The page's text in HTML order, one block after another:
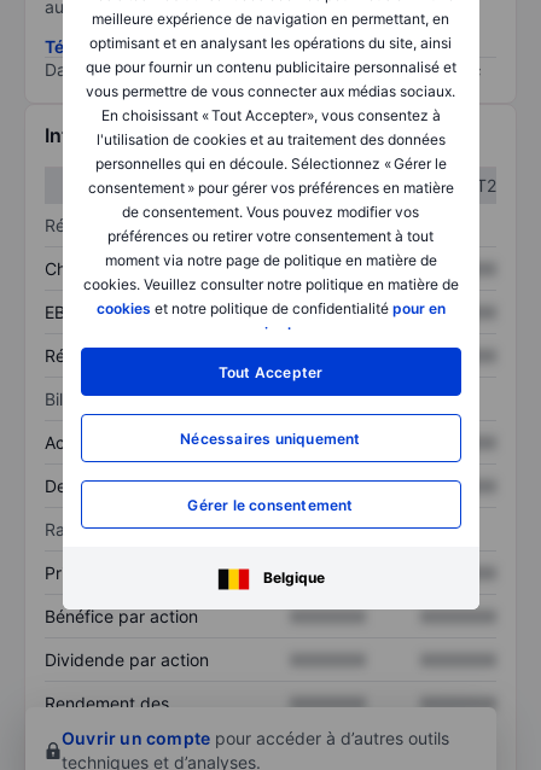
meilleure expérience de navigation en permettant, en
optimisant et en analysant les opérations du site, ainsi
que pour fournir un contenu publicitaire personnalisé et
vous permettre de vous connecter aux médias sociaux.
En choisissant « Tout Accepter», vous consentez à
l'utilisation de cookies et au traitement des données
personnelles qui en découle. Sélectionnez « Gérer le
consentement » pour gérer vos préférences en matière
de consentement. Vous pouvez modifier vos
préférences ou retirer votre consentement à tout
moment via notre page de politique en matière de
cookies. Veuillez consulter notre politique en matière de
cookies et notre politique de confidentialité pour en
savoir plus
Tout Accepter
Nécessaires uniquement
Gérer le consentement
Belgique
au risque le plus élevé).
Télécharger la méthodologie ESG (en anglais)
Data provided by
/
Informations financières
T1
T2
Résultats
Chiffre d’affaires XXXXXXX XXXXXXX
EBITDA XXXXXXX XXXXXXX
Résultat net XXXXXXX
Bilan
Actif total XXXXXXX
Dette totale XXXXXXX XXXXXXX
Ratios
Prix / ventes XXXXXXX
Bénéfice par action XXXXXXX XXXXXXX
Dividende par action
Rendement des
XXXXXXX
XXXXXXX
Ouvrir un compte pour accéder à d’autres outils
techniques et d’analyses.